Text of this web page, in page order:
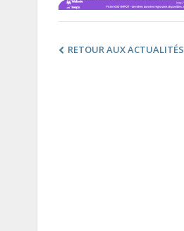
RETOUR AUX ACTUALITÉS